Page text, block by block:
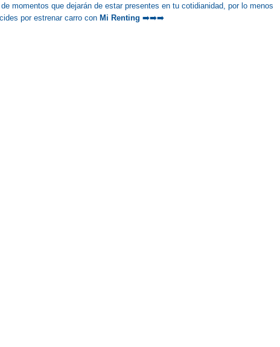
momentos que dejarán de estar presentes en tu cotidianidad, por lo menos
por estrenar carro con Mi Renting ➡️➡️➡️